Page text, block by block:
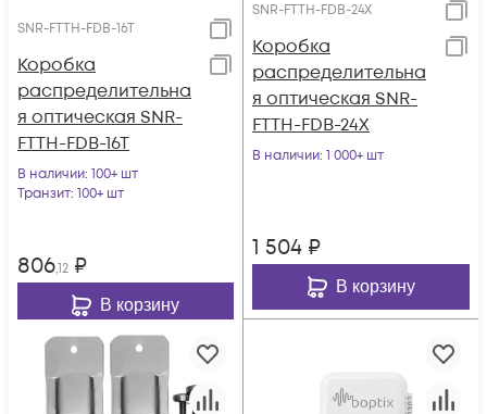
SNR-FTTH-FDB-16T
Коробка
распределительна
я оптическая SNR-
FTTH-FDB-16T
В наличии: 100+ шт
Транзит: 100+ шт
806,12 ₽
В корзину
SNR-FTTH-FDB-24X
Коробка
распределительна
я оптическая SNR-
FTTH-FDB-24X
В наличии: 1 000+ шт
1 504 ₽
В корзину